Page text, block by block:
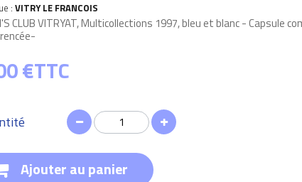
: VITRY LE FRANCOIS
CLUB VITRYAT, Multicollections 1997, bleu et blanc - Capsule
€TTC
Ajouter au panier